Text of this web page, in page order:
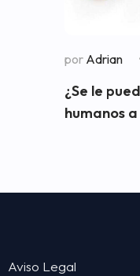
por Adrian
¿Se le
humanos
Aviso Legal